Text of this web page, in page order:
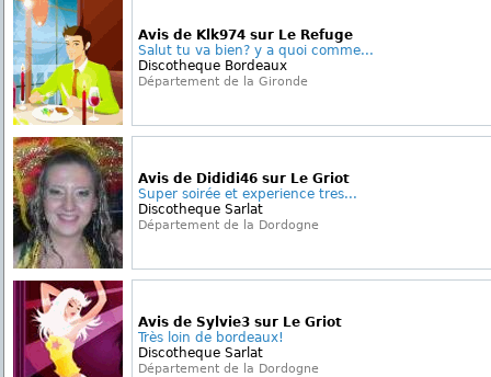
Avis de Klk974 sur Le Refuge
Salut tu va bien? y a quoi comme...
Discotheque Bordeaux
Département de la Gironde
Avis de Dididi46 sur Le Griot
Super soirée et experience tres...
Discotheque Sarlat
Département de la Dordogne
Avis de Sylvie3 sur Le Griot
Très loin de bordeaux!
Discotheque Sarlat
Département de la Dordogne